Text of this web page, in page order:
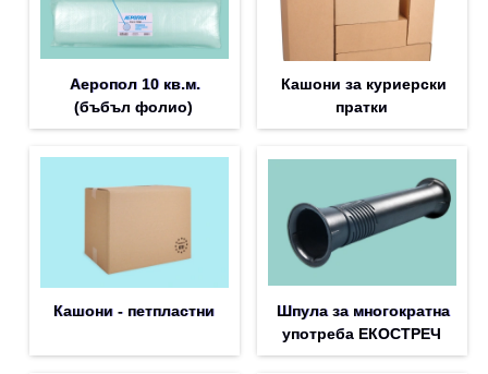
Аеропол 10 кв.м.
(бъбъл фолио)
Кашони за куриерски
пратки
Кашони - петпластни
Шпула за многократна
употреба ЕКОСТРЕЧ